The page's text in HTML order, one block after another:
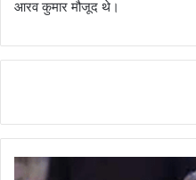
आरव कुमार मौजूद थे।